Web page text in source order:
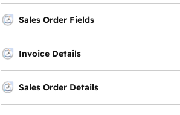
Sales Order Fields
Invoice Details
Sales Order Details